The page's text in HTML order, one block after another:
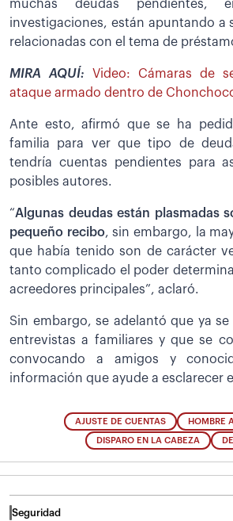
muchas deudas pendientes,
investigaciones, están apuntando a
relacionadas con el tema de
MIRA AQUÍ: Video: Cámaras de
ataque armado dentro de
Ante esto, afirmó que se ha
familia para ver que tipo de
tendría cuentas pendientes para
posibles autores.
“Algunas deudas están plasmadas
pequeño recibo, sin embargo, la
que había tenido son de carácter
tanto complicado el poder
acreedores principales”, aclaró.
Sin embargo, se adelantó que ya
entrevistas a familiares y que se
convocando a amigos y
información que ayude a esclarecer
AJUSTE DE CUENTAS HOMBRE
DISPARO EN LA CABEZA
Seguridad